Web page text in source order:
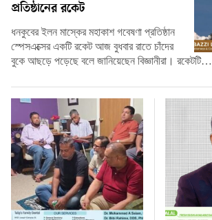
প্রতিষ্ঠানের রকেট
ধনকুবের ইলন মাস্কের মহাকাশ গবেষণা প্রতিষ্ঠান
স্পেসএক্সের একটি রকেট আজ বুধবার রাতে চাঁদের
বুকে আছড়ে পড়েছে বলে জানিয়েছেন বিজ্ঞানীরা। রকেটটি…